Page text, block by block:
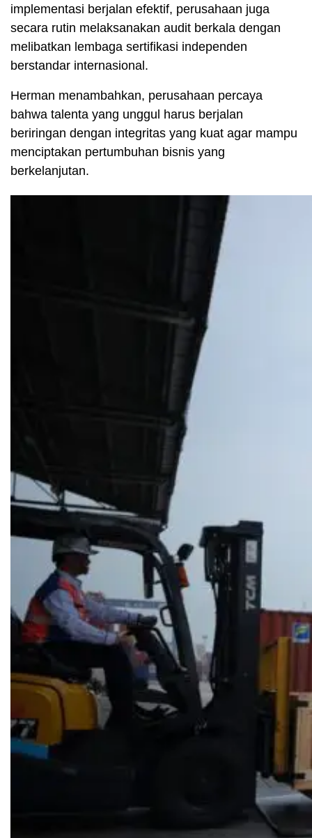
implementasi berjalan efektif, perusahaan juga
secara rutin melaksanakan audit berkala dengan
melibatkan lembaga sertifikasi independen
berstandar internasional.
Herman menambahkan, perusahaan percaya
bahwa talenta yang unggul harus berjalan
beriringan dengan integritas yang kuat agar mampu
menciptakan pertumbuhan bisnis yang
berkelanjutan.